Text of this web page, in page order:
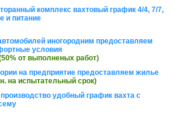
комплекс вахтовый график 4/4, 7/7,
и питание
иногородним предоставляем
условия
от выполненых работ)
на предприятие предоставляем жилье
на испытательный срок)
удобный график вахта с